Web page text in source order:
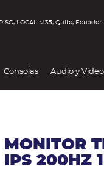
LOCAL M35, Quito, Ecuador
Consolas Audio y Video
MONITOR
IPS 200HZ